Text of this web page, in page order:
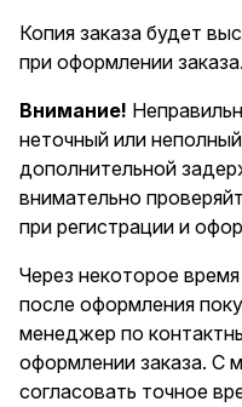
Копия заказа будет
при оформлении заказа.
Внимание!
неточный или
дополнительной
внимательно
при регистрации и
Через некоторое
после оформления
менеджер по
оформлении заказа. С
согласовать точное